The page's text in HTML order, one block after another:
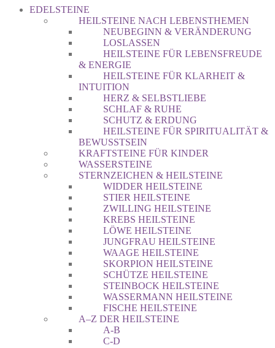
EDELSTEINE
HEILSTEINE NACH LEBENSTHEMEN
NEUBEGINN & VERÄNDERUNG
LOSLASSEN
HEILSTEINE FÜR LEBENSFREUDE
& ENERGIE
HEILSTEINE FÜR KLARHEIT &
INTUITION
HERZ & SELBSTLIEBE
SCHLAF & RUHE
SCHUTZ & ERDUNG
HEILSTEINE FÜR SPIRITUALITÄT &
BEWUSSTSEIN
KRAFTSTEINE FÜR KINDER
WASSERSTEINE
STERNZEICHEN & HEILSTEINE
WIDDER HEILSTEINE
STIER HEILSTEINE
ZWILLING HEILSTEINE
KREBS HEILSTEINE
LÖWE HEILSTEINE
JUNGFRAU HEILSTEINE
WAAGE HEILSTEINE
SKORPION HEILSTEINE
SCHÜTZE HEILSTEINE
STEINBOCK HEILSTEINE
WASSERMANN HEILSTEINE
FISCHE HEILSTEINE
A–Z DER HEILSTEINE
A-B
C-D